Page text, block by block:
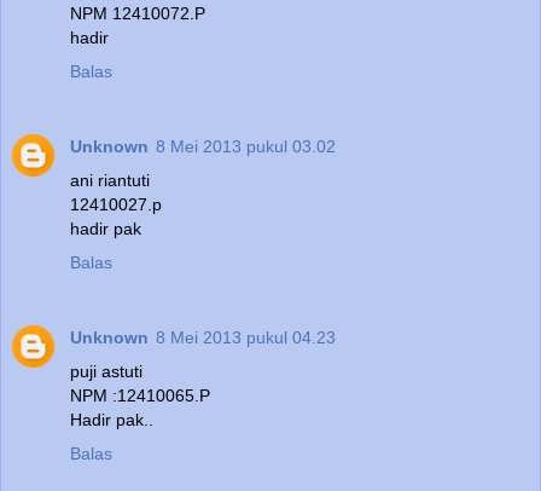
NPM 12410072.P
hadir
Balas
Unknown 8 Mei 2013 pukul 03.02
ani riantuti
12410027.p
hadir pak
Balas
Unknown 8 Mei 2013 pukul 04.23
puji astuti
NPM :12410065.P
Hadir pak..
Balas